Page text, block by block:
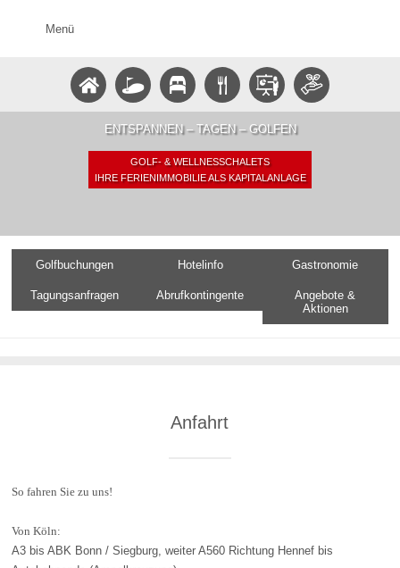
Menü
ENTSPANNEN – TAGEN – GOLFEN
GOLF- & WELLNESSCHALETS
IHRE FERIENIMMOBILIE ALS KAPITALANLAGE
Golfbuchungen Hotelinfo Gastronomie
Tagungsanfragen Abrufkontingente
Angebote &
Aktionen
Anfahrt
So fahren Sie zu uns!
Von Köln:
A3 bis ABK Bonn / Siegburg, weiter A560 Richtung Hennef bis